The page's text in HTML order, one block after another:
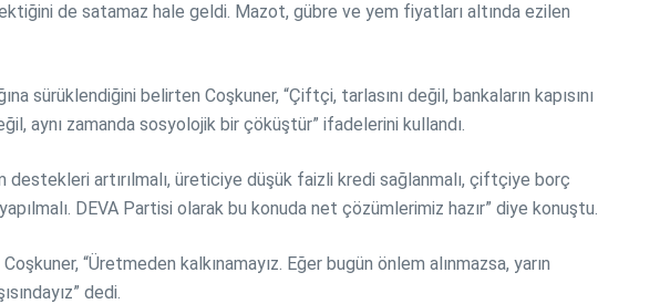
de satamaz hale geldi. Mazot, gübre ve yem fiyatları altında ezilen
sürüklendiğini belirten Coşkuner, “Çiftçi, tarlasını değil, bankaların kapısını
aynı zamanda sosyolojik bir çöküştür” ifadelerini kullandı.
destekleri artırılmalı, üreticiye düşük faizli kredi sağlanmalı, çiftçiye borç
DEVA Partisi olarak bu konuda net çözümlerimiz hazır” diye konuştu.
“Üretmeden kalkınamayız. Eğer bugün önlem alınmazsa, yarın
dedi.